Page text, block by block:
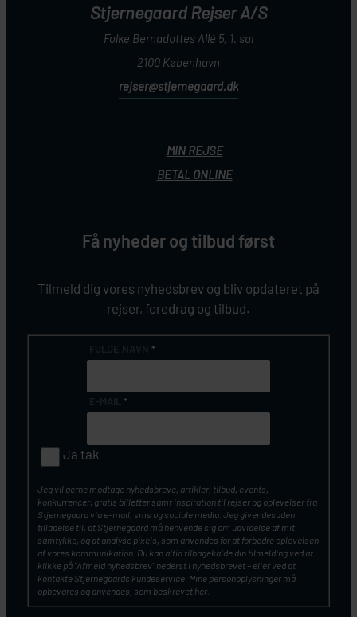
Stjernegaard Rejser A/S
Folke Bernadottes Allé 5, 1. sal
2100 København
rejser@stjernegaard.dk
MIN REJSE
BETAL ONLINE
Få nyheder og tilbud først
Tilmeld dig vores nyhedsbrev og bliv opdateret på
rejser, foredrag og tilbud.
*
*
Ja tak
Jeg vil gerne modtage nyhedsbreve, artikler, tilbud, events,
konkurrencer, gratis billetter samt inspiration til rejser og oplevelser fra
Stjernegaard via e-mail, sms og sociale media. Jeg giver desuden
tilladelse til, at Stjernegaard må henvende sig om udvidelse af mit
samtykke, og at analyse pixels, som anvendes for at forbedre oplevelsen
af vores kommunikation. Du kan altid tilbagekalde din tilmelding ved at
klikke på ”Afmeld nyhedsbrev” nederst i nyhedsbrevet – eller ved at
kontakte Stjernegaards kundeservice. Mine personoplysninger må
opbevares og anvendes, som beskrevet her